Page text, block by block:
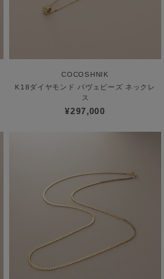
COCOSHNIK
K18ダイヤモンド パヴェビーズ ネックレ
ス
¥297,000